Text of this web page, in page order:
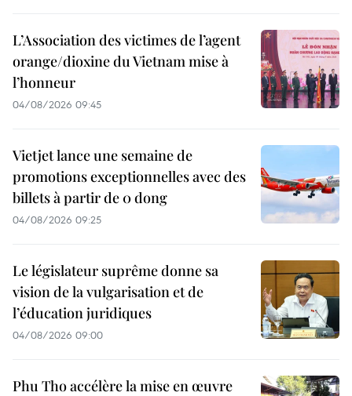
L’Association des victimes de l’agent
orange/dioxine du Vietnam mise à
l’honneur
04/08/2026 09:45
Vietjet lance une semaine de
promotions exceptionnelles avec des
billets à partir de 0 dong
04/08/2026 09:25
Le législateur suprême donne sa
vision de la vulgarisation et de
l’éducation juridiques
04/08/2026 09:00
Phu Tho accélère la mise en œuvre